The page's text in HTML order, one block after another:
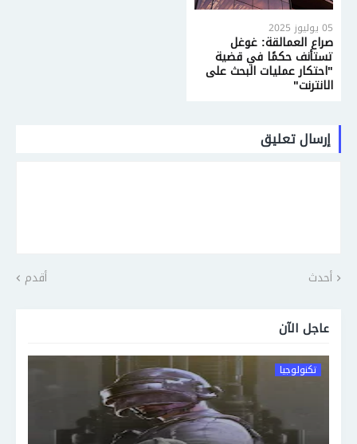
05 يوليوز 2025
صراع العمالقة: غوغل
تستأنف حكمًا في قضية
"احتكار عمليات البحث على
الانترنت"
إرسال تعليق
أحدث أقدم
عاجل الآن
تكنولوجيا